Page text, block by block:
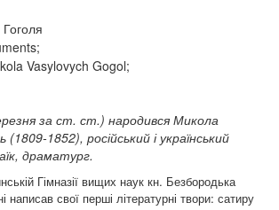
Vasylovych Gogol;
за ст. ст.) народився Микола
(1809-1852), російський і український
драматург.
Гімназії вищих наук кн. Безбородька
написав свої перші літературні твори: сатиру